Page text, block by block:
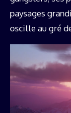
paysages
oscille au gré